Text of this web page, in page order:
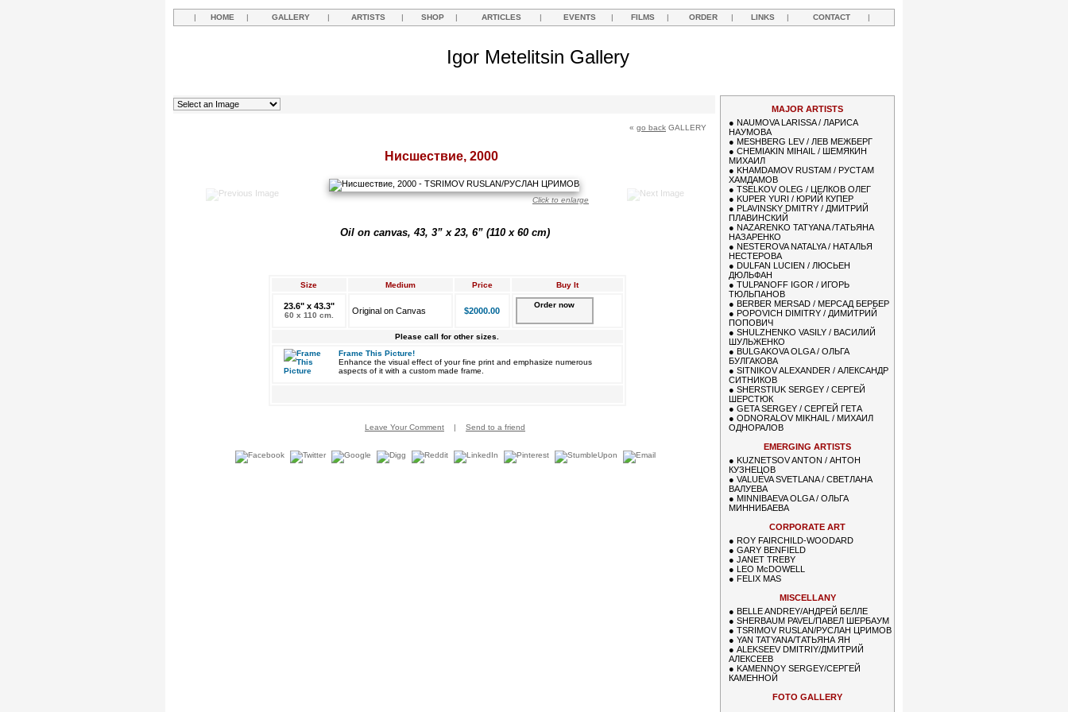
| HOME | GALLERY | ARTISTS | SHOP | ARTICLES | EVENTS | FILMS | ORDER | LINKS | CONTACT |
Igor Metelitsin Gallery
« go back GALLERY
Нисшествие, 2000
Click to enlarge
Oil on canvas, 43, 3” x 23, 6” (110 х 60 cm)
Size Medium Price Buy It
23.6" x 43.3"
60 x 110 cm. Original on Canvas $2000.00
Order now
Please call for other sizes.
Frame This Picture!
Enhance the visual effect of your fine print and emphasize numerous
aspects of it with a custom made frame.
Leave Your Comment | Send to a friend
MAJOR ARTISTS
● NAUMOVA LARISSA / ЛАРИСА
НАУМОВА
● MESHBERG LEV / ЛЕВ МЕЖБЕРГ
● CHEMIAKIN MIHAIL / ШЕМЯКИН
МИХАИЛ
● KHAMDAMOV RUSTAM / РУСТАМ
ХАМДАМОВ
● TSELKOV OLEG / ЦЕЛКОВ ОЛЕГ
● KUPER YURI / ЮРИЙ КУПЕР
● PLAVINSKY DMITRY / ДМИТРИЙ
ПЛАВИНСКИЙ
● NAZARENKO TATYANA /ТАТЬЯНА
НАЗАРЕНКО
● NESTEROVA NATALYA / НАТАЛЬЯ
НЕСТЕРОВА
● DULFAN LUCIEN / ЛЮСЬЕН
ДЮЛЬФАН
● TULPANOFF IGOR / ИГОРЬ
ТЮЛЬПАНОВ
● BERBER MERSAD / МЕРСАД БЕРБЕР
● POPOVICH DIMITRY / ДИМИТРИЙ
ПОПОВИЧ
● SHULZHENKO VASILY / ВАСИЛИЙ
ШУЛЬЖЕНКО
● BULGAKOVA OLGA / ОЛЬГА
БУЛГАКОВА
● SITNIKOV ALEXANDER / АЛЕКСАНДР
СИТНИКОВ
● SHERSTIUK SERGEY / СЕРГЕЙ
ШЕРСТЮК
● GETA SERGEY / СЕРГЕЙ ГЕТА
● ODNORALOV MIKHAIL / МИХАИЛ
ОДНОРАЛОВ
EMERGING ARTISTS
● KUZNETSOV ANTON / АНТОН
КУЗНЕЦОВ
● VALUEVA SVETLANA / СВЕТЛАНА
ВАЛУЕВА
● MINNIBAEVA OLGA / ОЛЬГА
МИННИБАЕВА
CORPORATE ART
● ROY FAIRCHILD-WOODARD
● GARY BENFIELD
● JANET TREBY
● LEO McDOWELL
● FELIX MAS
MISCELLANY
● BELLE ANDREY/АНДРЕЙ БЕЛЛЕ
● SHERBAUM PAVEL/ПАВЕЛ ШЕРБАУМ
● TSRIMOV RUSLAN/РУСЛАН ЦРИМОВ
● YAN TATYANA/ТАТЬЯНА ЯН
● ALEKSEEV DMITRIY/ДМИТРИЙ
АЛЕКСЕЕВ
● KAMENNOY SERGEY/СЕРГЕЙ
КАМЕННОЙ
FOTO GALLERY